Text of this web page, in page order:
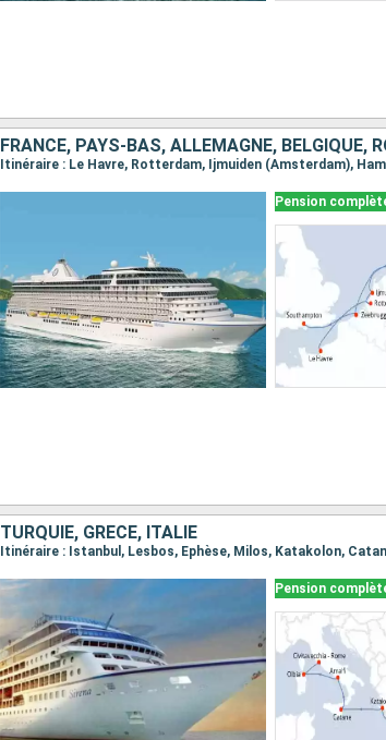
FRANCE, PAYS-BAS, ALLEMAGNE, BELGIQUE,
Itinéraire : Le Havre, Rotterdam, Ijmuiden (Amsterdam),
Pension
TURQUIE, GRÈCE, ITALIE
Itinéraire : Istanbul, Lesbos, Ephèse, Milos, Katakolon,
Pension